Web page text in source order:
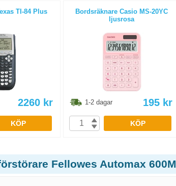
TI-84 Plus
2260 kr
KÖP
Bordsräknare Casio MS-20YC
ljusrosa
1-2 dagar 195 kr
KÖP
Fellowes Automax 600M